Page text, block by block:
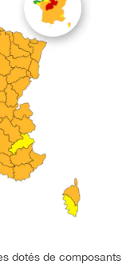
dotés de composants